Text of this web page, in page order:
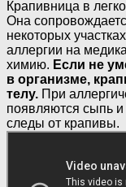
Крапивница в
Она
некоторых
аллергии на
химию. Если не
в организме,
телу. При
появляются сыпь
следы от крапивы.